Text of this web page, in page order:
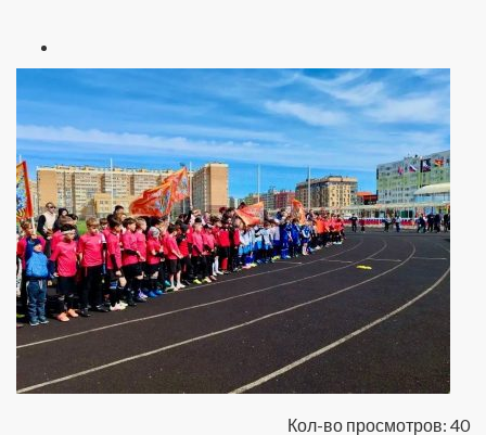
Кол-во просмотров: 40